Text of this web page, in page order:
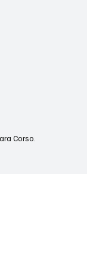
Corso.